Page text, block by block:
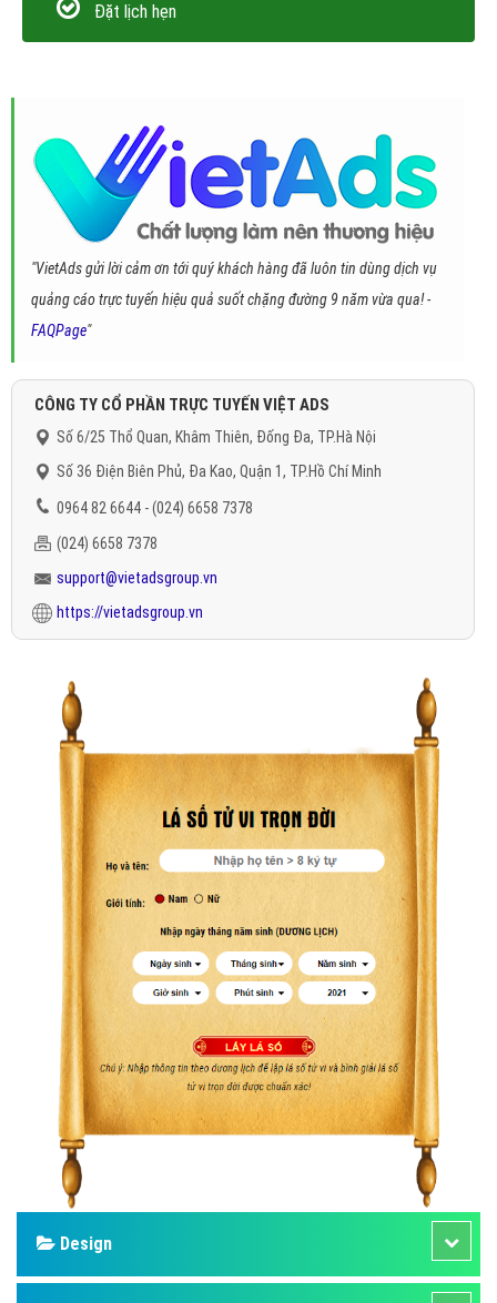
Đặt lịch hẹn
"VietAds gửi lời cảm ơn tới quý khách hàng đã luôn tin dùng dịch vụ
quảng cáo trực tuyến hiệu quả suốt chặng đường 9 năm vừa qua! -
FAQPage"
CÔNG TY CỔ PHẦN TRỰC TUYẾN VIỆT ADS
Số 6/25 Thổ Quan, Khâm Thiên, Đống Đa, TP.Hà Nội
Số 36 Điện Biên Phủ, Đa Kao, Quận 1, TP.Hồ Chí Minh
0964 82 6644 - (024) 6658 7378
(024) 6658 7378
support@vietadsgroup.vn
https://vietadsgroup.vn
Design